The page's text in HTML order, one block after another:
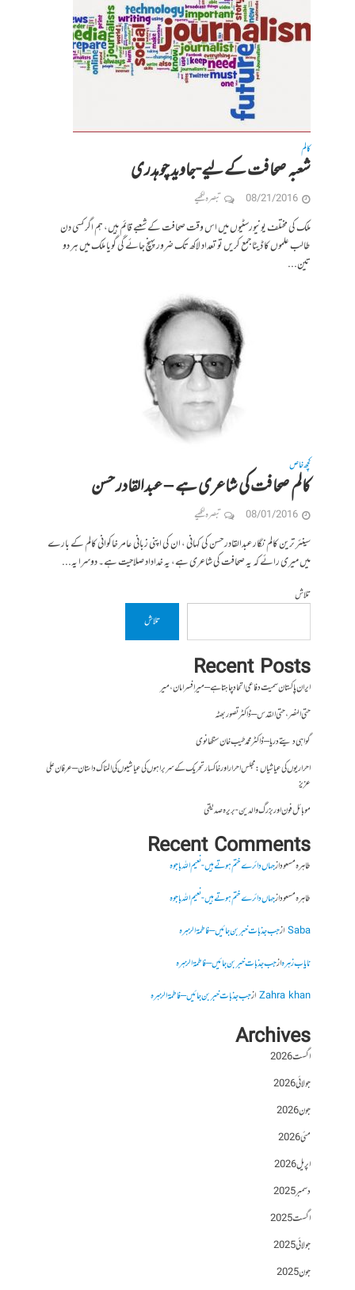
کالم
شعبہ صحافت کے لیے-جاوید چوہدری
08/21/2016 تبصرہ لکھیے
ملک کی مختلف یونیورسٹیوں میں اس وقت صحافت کے شعبے قائم ہیں، ہم اگر کسی دن
طالب علموں کا ڈیٹا جمع کریں تو تعداد لاکھ تک ضرور پہنچ جائے گی گویا ملک میں ہر دو
تین...
کچھ خاص
کالم صحافت کی شاعری ہے – عبدالقادر حسن
08/01/2016 تبصرہ لکھیے
سینئر ترین کالم نگار عبدالقادر حسن کی کہانی ، ان کی اپنی زبانی عامر خاکوانی کالم کے بارے
میں میری رائے کہ یہ صحافت کی شاعری ہے، یہ خداداد صلاحیت ہے۔ دوسرا یہ...
تلاش
تلاش
Recent Posts
ایران پاکستان سمیت دفاعی اتحاد چاہتا ہے – میر افسر امان،میر
حتی النصر ، حتی القدس – ڈاکٹر تصور بھٹہ
گواہی دیتے دریا – ڈاکٹر محمد طیب خان سنگھانوی
احراریوں کی عیاشیاں : مجلس احرار اور خاکسار تحریک کے سربراہوں کی عیاشیوں کی المناک داستان – عرفان علی
عزیز
موبائل فون اور بزرگ والدین- بریرہ صدیقی
Recent Comments
طاہرہ مسعودازجہاں دائرے ختم ہوتے ہیں- نعیم اللہ باجوہ
طاہرہ مسعودازجہاں دائرے ختم ہوتے ہیں- نعیم اللہ باجوہ
Sabaازجب جذبات خبر بن جائیں – فاطمۃالزہرہ
نایاب زہرہازجب جذبات خبر بن جائیں – فاطمۃالزہرہ
Zahra khanازجب جذبات خبر بن جائیں – فاطمۃالزہرہ
Archives
اگست 2026
جولائی 2026
جون 2026
مئی 2026
اپریل 2026
دسمبر 2025
اگست 2025
جولائی 2025
جون 2025